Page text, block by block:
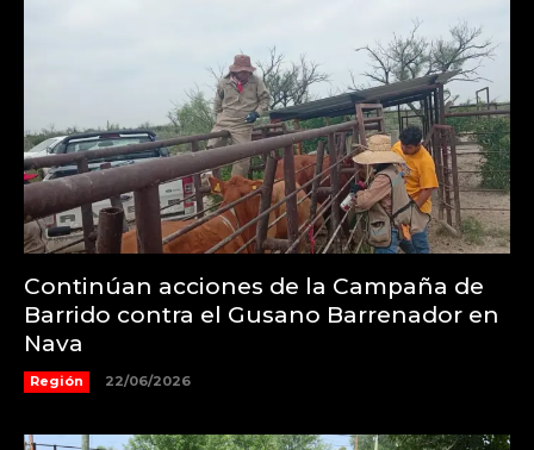
Continúan acciones de la Campaña de
Barrido contra el Gusano Barrenador en
Nava
Región 22/06/2026